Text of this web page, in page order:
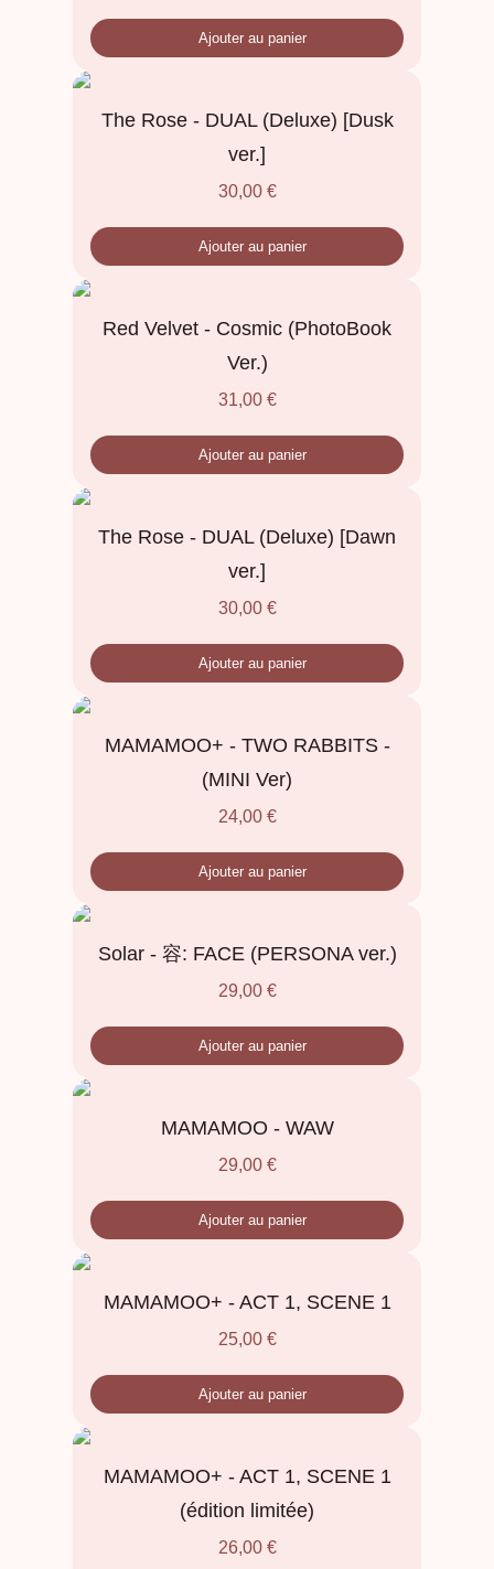
Ajouter au panier
The Rose - DUAL (Deluxe) [Dusk
ver.]
30,00 €
Ajouter au panier
Red Velvet - Cosmic (PhotoBook
Ver.)
31,00 €
Ajouter au panier
The Rose - DUAL (Deluxe) [Dawn
ver.]
30,00 €
Ajouter au panier
MAMAMOO+ - TWO RABBITS -
(MINI Ver)
24,00 €
Ajouter au panier
Solar - 容: FACE (PERSONA ver.)
29,00 €
Ajouter au panier
MAMAMOO - WAW
29,00 €
Ajouter au panier
MAMAMOO+ - ACT 1, SCENE 1
25,00 €
Ajouter au panier
MAMAMOO+ - ACT 1, SCENE 1
(édition limitée)
26,00 €